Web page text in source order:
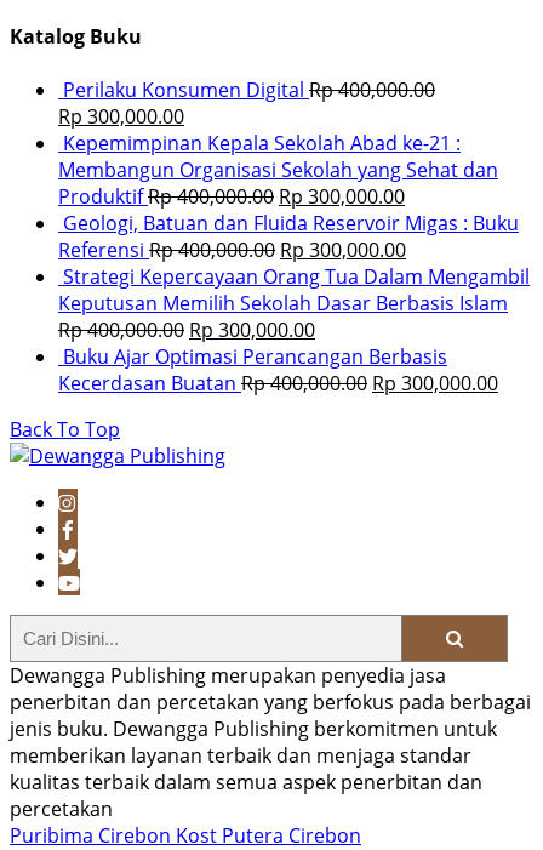
Katalog Buku
Perilaku Konsumen Digital Rp400,000.00
Rp 300,000.00
Kepemimpinan Kepala Sekolah Abad ke-21 :
Membangun Organisasi Sekolah yang Sehat dan
ProduktifRp400,000.00 Rp 300,000.00
Geologi, Batuan dan Fluida Reservoir Migas : Buku
Referensi Rp400,000.00 Rp 300,000.00
Strategi Kepercayaan Orang Tua Dalam Mengambil
Keputusan Memilih Sekolah Dasar Berbasis Islam
Rp400,000.00 Rp 300,000.00
Buku Ajar Optimasi Perancangan Berbasis
Kecerdasan Buatan Rp400,000.00 Rp 300,000.00
Back To Top
Dewangga Publishing merupakan penyedia jasa
penerbitan dan percetakan yang berfokus pada berbagai
jenis buku. Dewangga Publishing berkomitmen untuk
memberikan layanan terbaik dan menjaga standar
kualitas terbaik dalam semua aspek penerbitan dan
percetakan
Puribima Cirebon Kost Putera Cirebon